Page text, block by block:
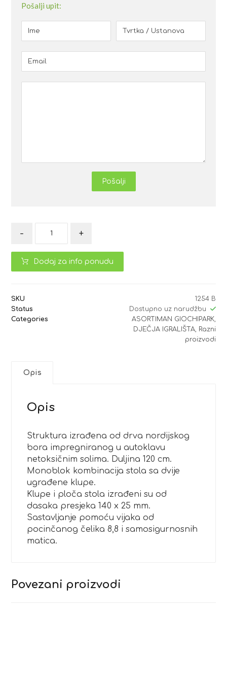
Pošalji upit:
Pošalji
- +
Dodaj za info ponudu
SKU
1254 B
Status
Dostupno uz narudžbu
Categories
ASORTIMAN GIOCHIPARK,
DJEČJA IGRALIŠTA, Razni
proizvodi
Opis
Opis
Struktura izrađena od drva nordijskog
bora impregniranog u autoklavu
netoksičnim solima. Duljina 120 cm.
Monoblok kombinacija stola sa dvije
ugrađene klupe.
Klupe i ploča stola izrađeni su od
dasaka presjeka 140 x 25 mm.
Sastavljanje pomoću vijaka od
pocinčanog čelika 8,8 i samosigurnosnih
matica.
Povezani proizvodi